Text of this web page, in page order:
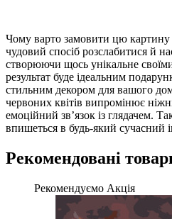
Чому варто замовити цю
чудовий спосіб розслабитися й
створюючи щось унікальне
результат буде ідеальним
стильним декором для вашого
червоних квітів випромінює
емоційний зв’язок із глядачем.
впишеться в будь-який сучасний
Рекомендовані
Рекомендуємо Акція